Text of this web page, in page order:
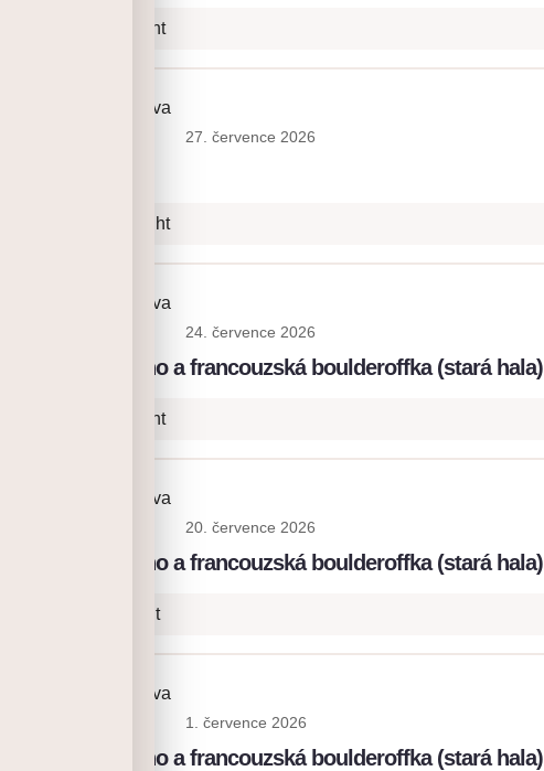
8- Onsight
Daria Platova
27. července 2026
6b Onsight
Daria Platova
24. července 2026
SmíchOFF: lano a francouzská boulderoffka (stará hala)
8- Onsight
Daria Platova
20. července 2026
SmíchOFF: lano a francouzská boulderoffka (stará hala)
7 Onsight
Daria Platova
1. července 2026
SmíchOFF: lano a francouzská boulderoffka (stará hala)